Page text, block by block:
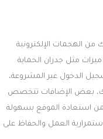
من الهجمات الإلكترونية
مثل جدران الحماية
الدخول غير المشروعة،
بعض الإضافات تتخصص
استعادة الموقع بسهولة
العمل والحفاظ على